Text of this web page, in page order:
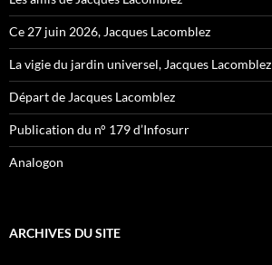
Ce 27 juin 2026, Jacques Lacomblez
La vigie du jardin universel, Jacques Lacomblez
Départ de Jacques Lacomblez
Publication du n° 179 d’Infosurr
Analogon
ARCHIVES DU SITE